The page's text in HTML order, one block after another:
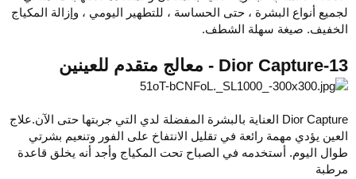
لجميع أنواع البشرة ، حتى الحساسة ، للتطهير اليومي ، وإزالة المكياج
الخفيف. صيغة سهلة الشطف.
13-Dior Capture - معالج متقدم للعينين
Dior Capture العناية بالبشرة المفضلة لدي التي جربتها حتى الآن.علاج
العين يؤدي مهمة رائعة في تقليل الانتفاخ على الفور وتنعيم بشرتي
طوال اليوم. أستخدمه في الصباح تحت المكياج وأجد أنه يخلق قاعدة
مرطبة